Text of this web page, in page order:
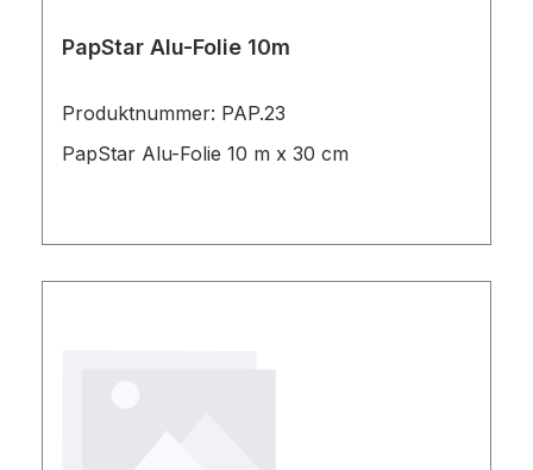
PapStar Alu-Folie 10m
Produktnummer: PAP.23
PapStar Alu-Folie 10 m x 30 cm